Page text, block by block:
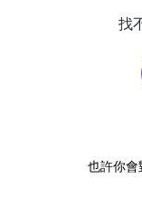
找
也許你會